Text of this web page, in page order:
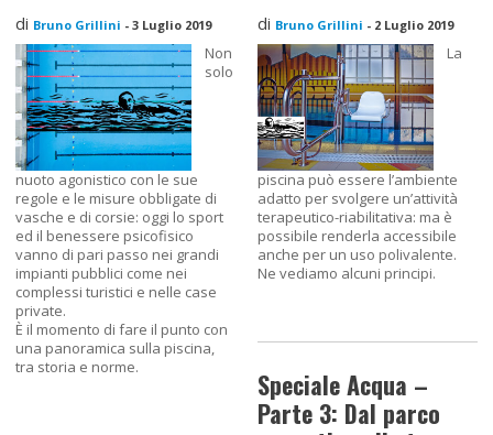
di Bruno Grillini -3 Luglio 2019
Non
solo
nuoto agonistico con le sue
regole e le misure obbligate di
vasche e di corsie: oggi lo sport
ed il benessere psicofisico
vanno di pari passo nei grandi
impianti pubblici come nei
complessi turistici e nelle case
private.
È il momento di fare il punto con
una panoramica sulla piscina,
tra storia e norme.
di Bruno Grillini - 2 Luglio 2019
La
piscina può essere l’ambiente
adatto per svolgere un’attività
terapeutico-riabilitativa: ma è
possibile renderla accessibile
anche per un uso polivalente.
Ne vediamo alcuni principi.
Speciale Acqua –
Parte 3: Dal parco